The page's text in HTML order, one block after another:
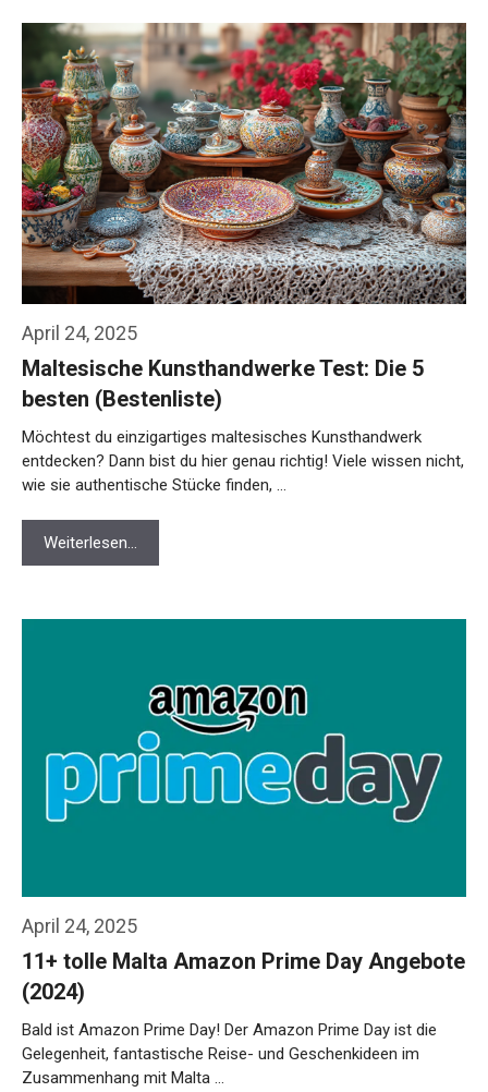
April 24, 2025
Maltesische Kunsthandwerke Test: Die 5
besten (Bestenliste)
Möchtest du einzigartiges maltesisches Kunsthandwerk
entdecken? Dann bist du hier genau richtig! Viele wissen nicht,
wie sie authentische Stücke finden, …
Weiterlesen…
April 24, 2025
11+ tolle Malta Amazon Prime Day Angebote
(2024)
Bald ist Amazon Prime Day! Der Amazon Prime Day ist die
Gelegenheit, fantastische Reise- und Geschenkideen im
Zusammenhang mit Malta …